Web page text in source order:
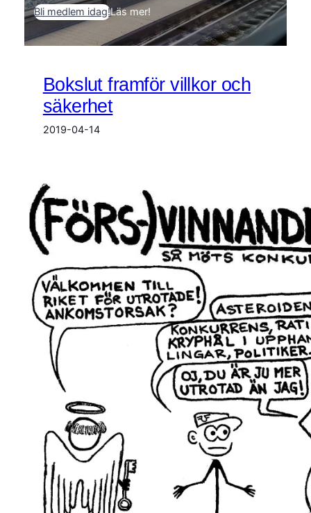
Bli medlem idag!Läs mer!
Bokslut framför villkor och
säkerhet
2019-04-14